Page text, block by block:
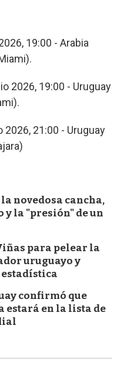
19:00 - Arabia
2026, 19:00 - Uruguay
2026, 21:00 - Uruguay
novedosa cancha,
y la "presión" de un
para pelear la
uruguayo y
estadística
confirmó que
estará en la lista de